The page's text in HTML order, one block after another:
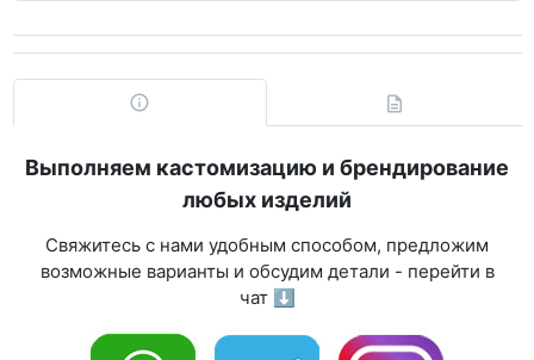
Выполняем кастомизацию и брендирование
любых изделий
Свяжитесь с нами удобным способом, предложим
возможные варианты и обсудим детали - перейти в
чат ⬇